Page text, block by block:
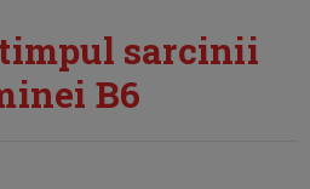
sarcinii
B6